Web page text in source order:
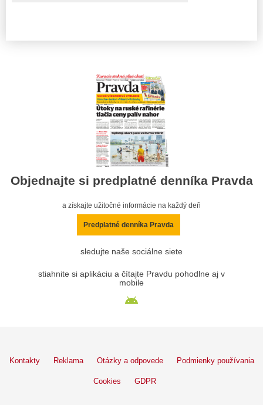
Objednajte si predplatné denníka Pravda
a získajte užitočné informácie na každý deň
Predplatné denníka Pravda
sledujte naše sociálne siete
stiahnite si aplikáciu a čítajte Pravdu pohodlne aj v
mobile
Kontakty Reklama Otázky a odpovede Podmienky používania
Cookies GDPR